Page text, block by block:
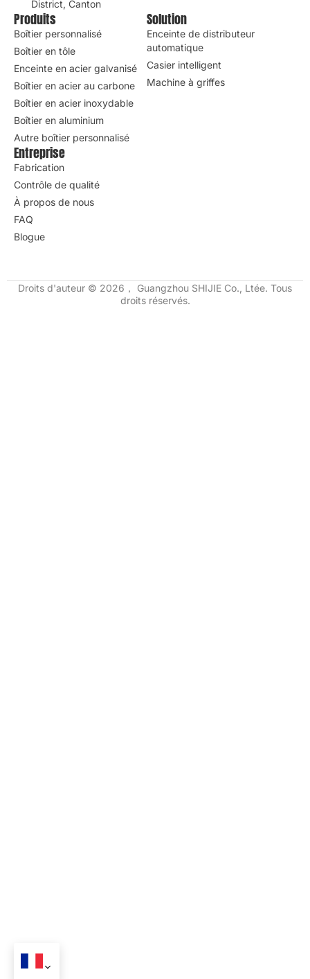
Non. 39, Route de Renlu, bourgade, Nansha
District, Canton
Produits
Boîtier personnalisé
Boîtier en tôle
Enceinte en acier galvanisé
Boîtier en acier au carbone
Boîtier en acier inoxydable
Boîtier en aluminium
Autre boîtier personnalisé
Solution
Enceinte de distributeur
automatique
Casier intelligent
Entreprise
Fabrication
Contrôle de qualité
À propos de nous
FAQ
Droits d'auteur © 2026， Guangzhou SHIJIE Co., Ltée. Tous